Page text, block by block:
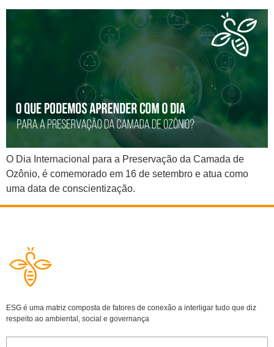
O Dia Internacional para a Preservação da Camada de
Ozônio, é comemorado em 16 de setembro e atua como
uma data de conscientização.
ESG é uma matriz composta de fatores de conexão a interligar tudo que diz
respeito ao ambiental, social e governança